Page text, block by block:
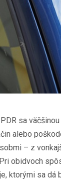
sa
alebo
– z
obidvoch
ktorými sa dá